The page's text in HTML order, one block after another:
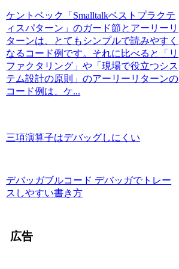
ケントベック「Smalltalkベストプラクテ
ィスパターン」のガード節とアーリーリ
ターンは、とてもシンプルで読みやすく
なるコード例です。それに比べると「リ
ファクタリング」や「現場で役立つシス
テム設計の原則」のアーリーリターンの
コード例は、ケ...
三項演算子はデバッグしにくい
デバッガブルコード デバッガでトレー
スしやすい書き方
広告